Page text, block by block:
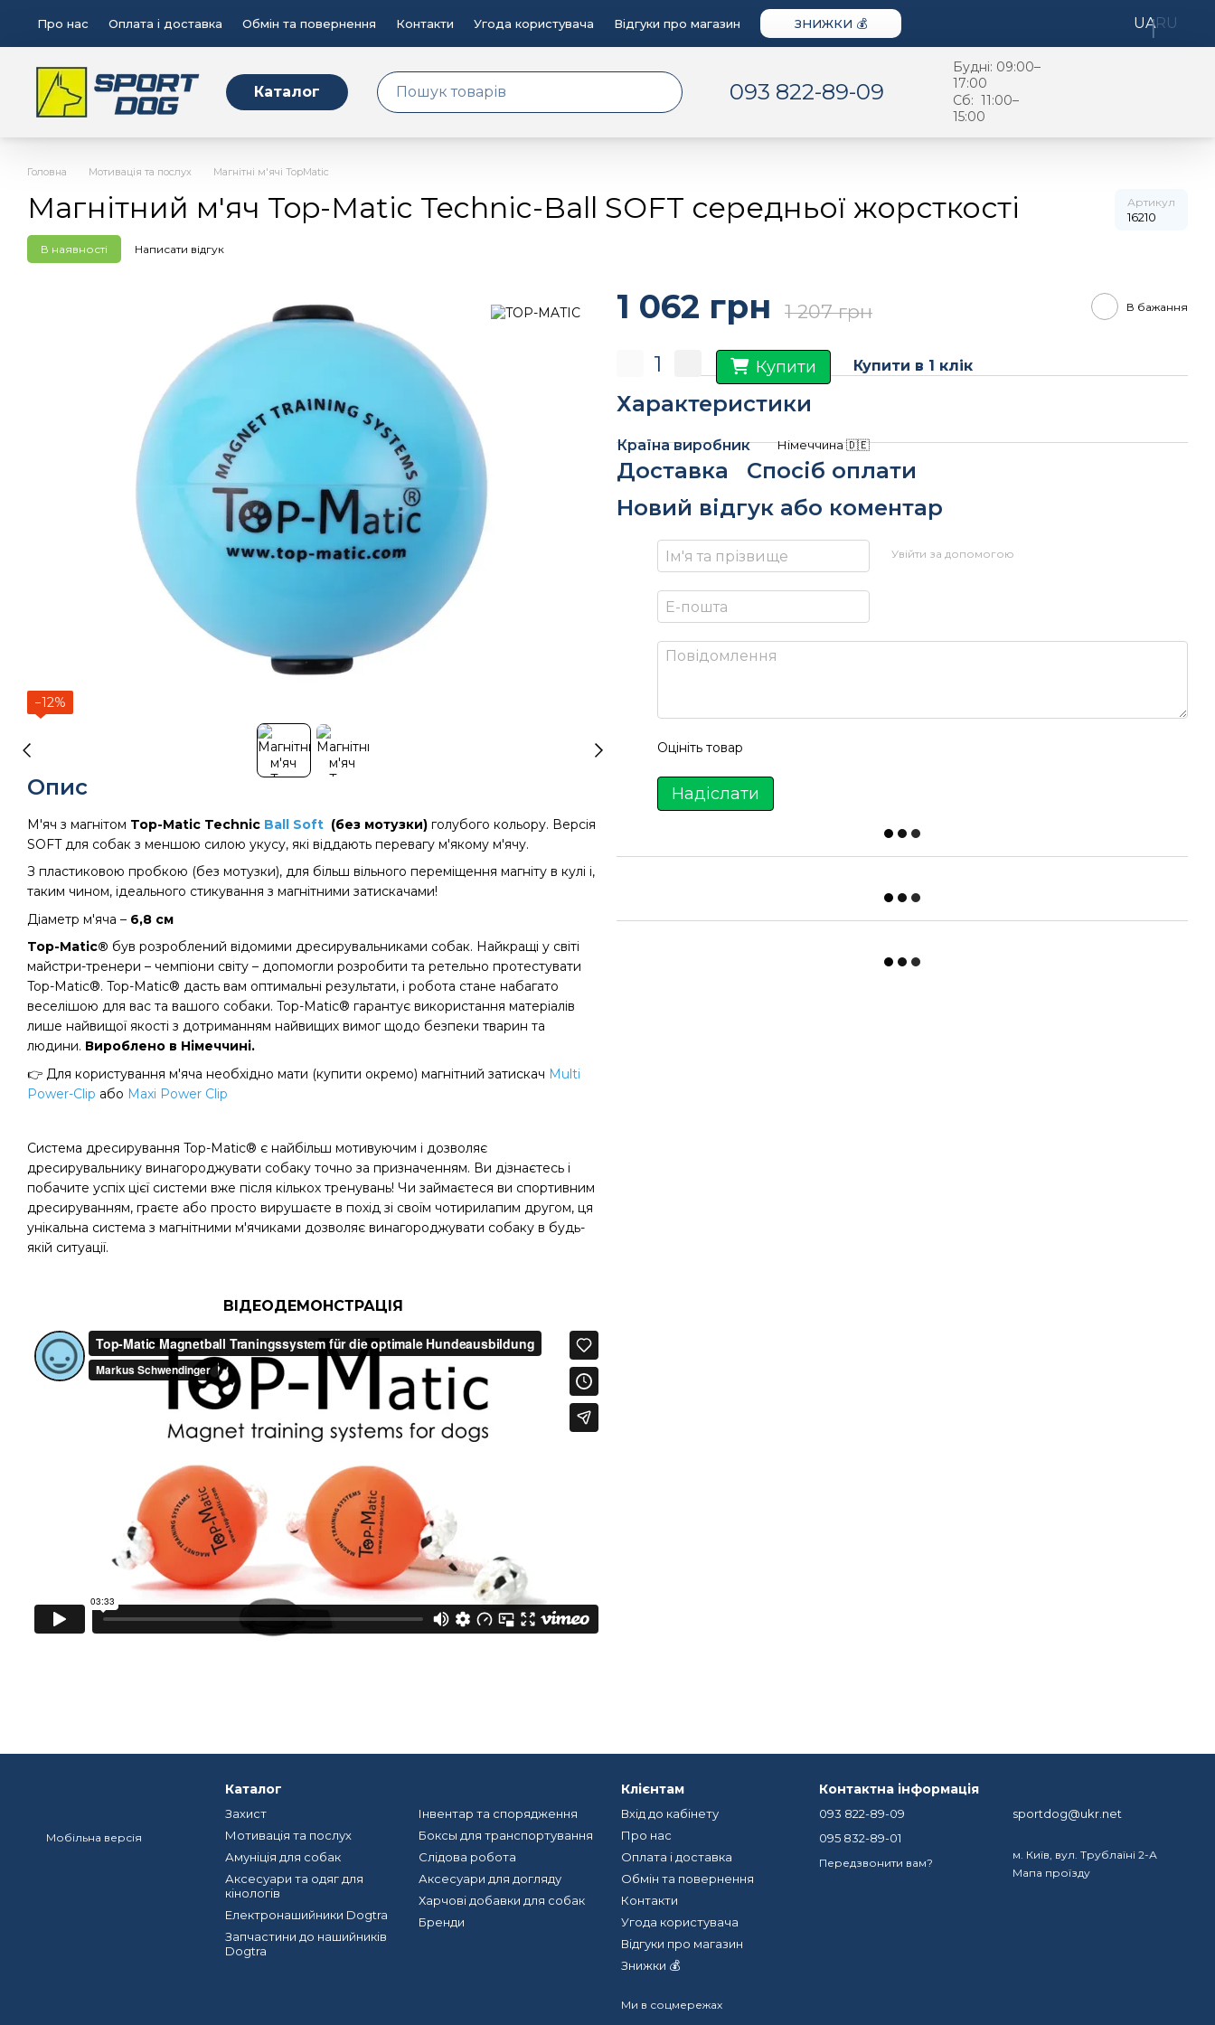
Про нас Оплата і доставка Обмін та повернення Контакти Угода користувача Відгуки про магазин ЗНИЖКИ 💰 UARU
Каталог 093 822-89-09
Будні: 09:00–
17:00
Cб: 11:00–
15:00
Головна Мотивація та послух Магнітні м'ячі TopMatic
Магнітний м'яч Top-Matic Technic-Ball SOFT середньої жорсткості Артикул
16210
В наявності Написати відгук
−12%
Опис
М'яч з магнітом Top-Matic Technic Ball Soft (без мотузки) голубого кольору. Версія
SOFT для собак з меншою силою укусу, які віддають перевагу м'якому м'ячу.
З пластиковою пробкою (без мотузки), для більш вільного переміщення магніту в кулі і,
таким чином, ідеального стикування з магнітними затискачами!
Діаметр м'яча – 6,8 см
Top-Matic® був розроблений відомими дресирувальниками собак. Найкращі у світі
майстри-тренери – чемпіони світу – допомогли розробити та ретельно протестувати
Top-Matic®. Top-Matic® дасть вам оптимальні результати, і робота стане набагато
веселішою для вас та вашого собаки. Top-Matic® гарантує використання матеріалів
лише найвищої якості з дотриманням найвищих вимог щодо безпеки тварин та
людини. Вироблено в Німеччині.
👉 Для користування м'яча необхідно мати (купити окремо) магнітний затискач Multi
Power-Clip або Maxi Power Clip
Система дресирування Top-Matic® є найбільш мотивуючим і дозволяє
дресирувальнику винагороджувати собаку точно за призначенням. Ви дізнаєтесь і
побачите успіх цієї системи вже після кількох тренувань! Чи займаєтеся ви спортивним
дресируванням, граєте або просто вирушаєте в похід зі своїм чотирилапим другом, ця
унікальна система з магнітними м'ячиками дозволяє винагороджувати собаку в будь-
якій ситуації.
ВІДЕОДЕМОНСТРАЦІЯ
1 062 грн 1 207 грн В бажання
Купити Купити в 1 клiк
Характеристики
Країна виробник Німеччина 🇩🇪
Доставка
Спосіб оплати
Новий відгук або коментар
Увійти за допомогою
Оцініть товар
Надіслати
Мобільна версія
Каталог
Захист
Мотивація та послух
Амуніція для собак
Аксесуари та одяг для
кінологів
Електронашийники Dogtra
Запчастини до нашийників
Dogtra
Інвентар та спорядження
Боксы для транспортування
Слідова робота
Аксесуари для догляду
Харчові добавки для собак
Бренди
Клієнтам
Вхід до кабінету
Про нас
Оплата і доставка
Обмін та повернення
Контакти
Угода користувача
Відгуки про магазин
Знижки 💰
Ми в соцмережах
Контактна інформація
093 822-89-09
095 832-89-01
Передзвонити вам?
sportdog@ukr.net
м. Київ, вул. Трублаїнi 2-А
Мапа проїзду